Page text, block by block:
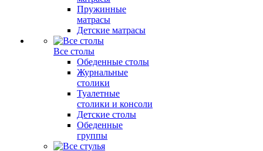
Пружинные
матрасы
Детские матрасы
Все столы
Обеденные столы
Журнальные
столики
Туалетные
столики и консоли
Детские столы
Обеденные
группы